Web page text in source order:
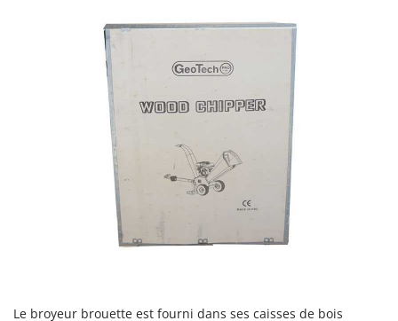
Le broyeur brouette est fourni dans ses caisses de bois